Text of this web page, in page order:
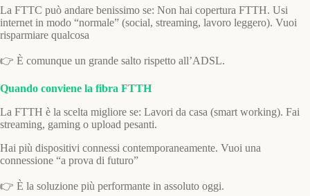
La FTTC può andare benissimo se: Non hai copertura FTTH. Usi
internet in modo “normale” (social, streaming, lavoro leggero). Vuoi
risparmiare qualcosa
👉 È comunque un grande salto rispetto all’ADSL.
Quando conviene la fibra FTTH
La FTTH è la scelta migliore se: Lavori da casa (smart working). Fai
streaming, gaming o upload pesanti.
Hai più dispositivi connessi contemporaneamente. Vuoi una
connessione “a prova di futuro”
👉 È la soluzione più performante in assoluto oggi.